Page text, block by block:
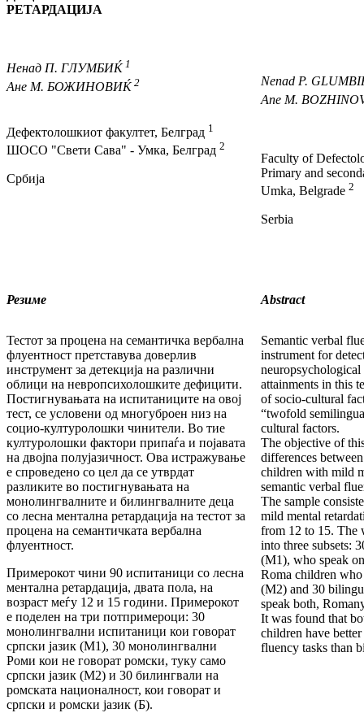
РЕТАРДАЦИЈА
Ненад П. ГЛУМБИЌ1
Ане М. БОЖИНОВИЌ2
Дефектолошкиот факултет, Белград 1
ШОСО "Свети Сава" - Умка, Белград 2
Србија
Nenad P.
Ane M.
Faculty of
Primary and
Umka, Belgrade 2
Serbia
Резиме Abstract
Тестот за процена на семантичка вербална
флуентност претставува доверлив
инструмент за детекција на различни
облици на невропсихолошките дефицити.
Постигнувањата на испитаниците на овој
тест, се условени од многуброен низ на
социо-културолошки чинители. Во тие
културолошки фактори припаѓа и појавата
на двоjna полујазичност. Ова истражување
е спроведено со цел да се утврдат
разликите во постигнувањата на
монолингвалните и билингвалните деца
со лесна ментална ретардација на тестот за
процена на семантичката вербална
флуентност.
Примерокот чини 90 испитаници со лесна
ментална ретардација, двата пола, на
возраст меѓу 12 и 15 години. Примерокот
е поделен на три потпримероци: 30
монолингвални испитаници кои говорат
српски јазик (М1), 30 монолингвални
Роми кои не говорат ромски, туку само
српски јазик (М2) и 30 билингвали на
ромската националност, кои говорат и
српски и ромски јазик (Б).
Semantic verbal
instrument for
neuropsychological
attainments in this
of socio-cultural
“twofold
cultural factors.
The objective of
differences
children with mild
semantic verbal
The sample
mild mental
from 12 to 15. The
into three subsets:
(M1), who speak
Roma children
(M2) and 30
speak both,
It was found that
children have
fluency tasks than